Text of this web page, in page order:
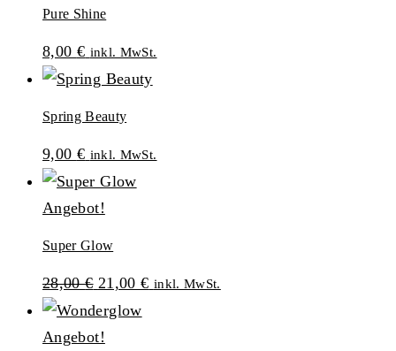
Pure Shine
8,00 € inkl. MwSt.
Spring Beauty
9,00 € inkl. MwSt.
Angebot!
Super Glow
28,00€ Ursprünglicher
Preis
war:
21,00€Aktueller
inkl. MwSt.
Angebot!